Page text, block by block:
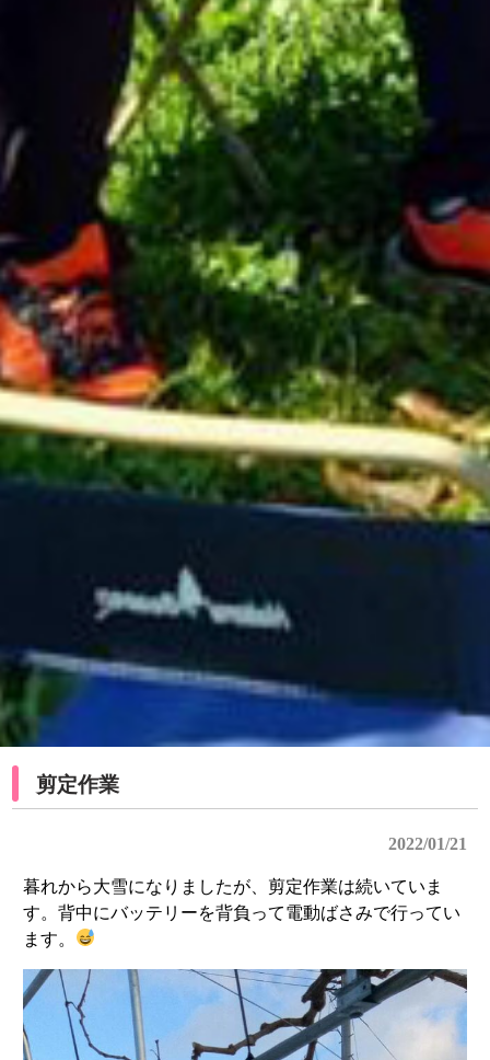
剪定作業
2022/01/21
暮れから大雪になりましたが、剪定作業は続いていま
す。背中にバッテリーを背負って電動ばさみで行ってい
ます。